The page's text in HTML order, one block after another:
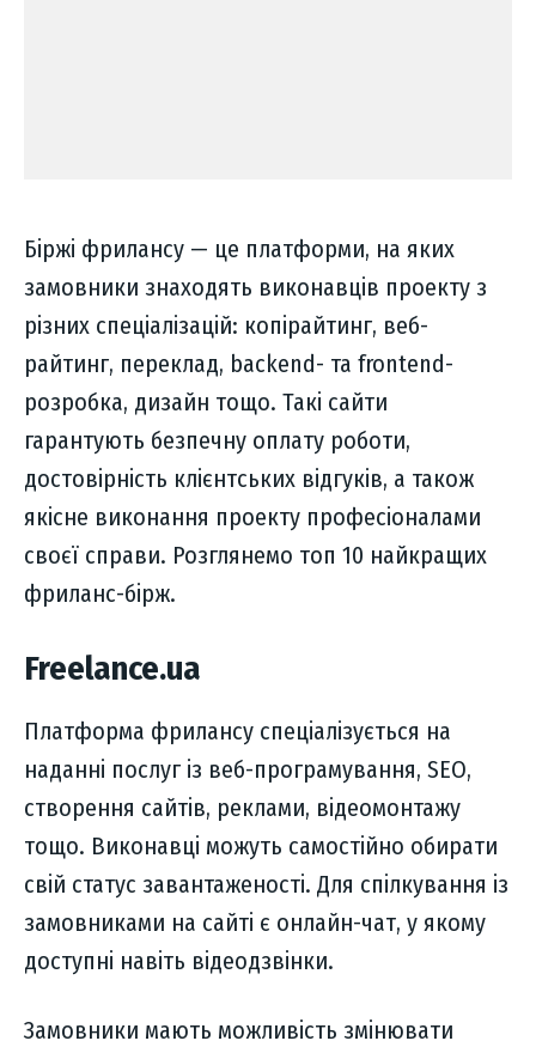
Біржі фрилансу — це платформи, на яких
замовники знаходять виконавців проекту з
різних спеціалізацій: копірайтинг, веб-
райтинг, переклад, backend- та frontend-
розробка, дизайн тощо. Такі сайти
гарантують безпечну оплату роботи,
достовірність клієнтських відгуків, а також
якісне виконання проекту професіоналами
своєї справи. Розглянемо топ 10 найкращих
фриланс-бірж.
Freelance.ua
Платформа фрилансу спеціалізується на
наданні послуг із веб-програмування, SEO,
створення сайтів, реклами, відеомонтажу
тощо. Виконавці можуть самостійно обирати
свій статус завантаженості. Для спілкування із
замовниками на сайті є онлайн-чат, у якому
доступні навіть відеодзвінки.
Замовники мають можливість змінювати